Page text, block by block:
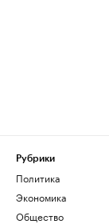
Рубрики
Политика
Экономика
Общество